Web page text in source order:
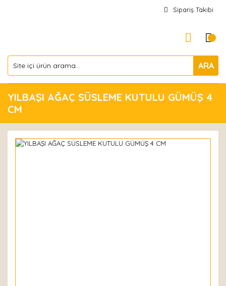
Sipariş Takibi
ARA
YILBAŞI AĞAÇ SÜSLEME KUTULU GÜMÜŞ 4
CM